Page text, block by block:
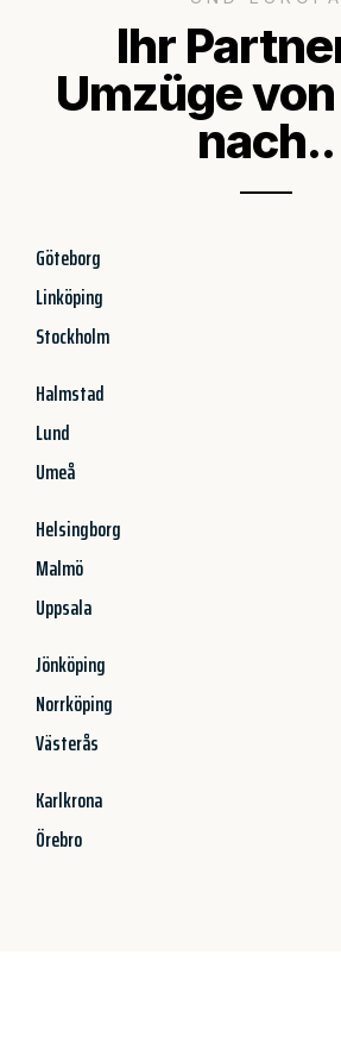
Ihr
Umzüge
nach..
Göteborg
Linköping
Stockholm
Halmstad
Lund
Umeå
Helsingborg
Malmö
Uppsala
Jönköping
Norrköping
Västerås
Karlkrona
Örebro